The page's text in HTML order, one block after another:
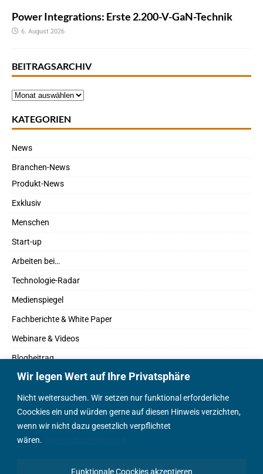
Wir legen Wert auf Ihre Privatsphäre
Nicht weitersuchen. Wir setzen nur funktional erforderliche
Coockies ein und würden gerne auf diesen Hinweis verzichten,
wenn wir nicht dazu gesetzlich verpflichtet
wären.
Funktionale Coockies akzeptieren
Power Integrations: Erste 2.200-V-GaN-Technik
6. August 2026
BEITRAGSARCHIV
KATEGORIEN
News
Branchen-News
Produkt-News
Exklusiv
Menschen
Start-up
Arbeiten bei…
Technologie-Radar
Medienspiegel
Fachberichte & White Paper
Webinare & Videos
Blogbeitrag
Fachbücher
Marktreport
Podcasts
Positionspapier